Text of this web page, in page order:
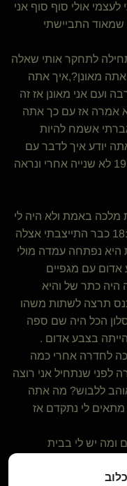
אולי סוף סוף אני
התביישתי
לתחקר אותי שאלה
מאונן?,איך אתה
ועם אני מאונן אז זה
אמרה אז עם כך אתה
אשמח להיות
יודע איך לדבר עם
מלכות תבוא אלי לדירה היום בשעה 19:00 לא שנייה אחרי ונראה
מלכה באמת ולא היה לי
אומץ ללכת למלכות בתשלום בשעה 18:59 כבר התייצבתי אצלה
היא נפתחה עמדה מולי
אדום עם מגפיים
היה כתר של והיא
תרצה לשתות משהו
הכל היה שם ספה
בצבע אדום .
לחדרה אחרי כמה
לפני שנתחיל אני רוצה
ללבוש? מה אתה
לי נתקדם אז
ומה יש לי בבית
אוהב צעצועי מין
שעה והיא הקשיבה כאילו